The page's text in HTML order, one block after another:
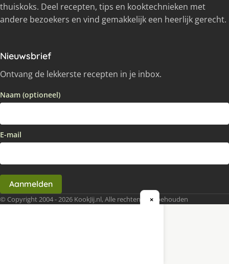
thuiskoks. Deel recepten, tips en kooktechnieken met
andere bezoekers en vind gemakkelijk een heerlijk gerecht.
Nieuwsbrief
Ontvang de lekkerste recepten in je inbox.
Naam (optioneel)
E-mail
Aanmelden
© Copyright 2004 - 2026 KookJij.nl, Alle rechten voorbehouden
×